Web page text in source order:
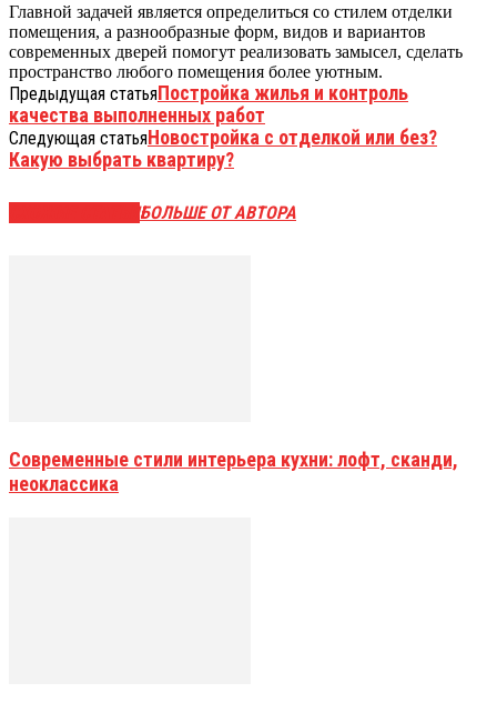
Главной задачей является определиться со стилем отделки
помещения, а разнообразные форм, видов и вариантов
современных дверей помогут реализовать замысел, сделать
пространство любого помещения более уютным.
Предыдущая статьяПостройка жилья и контроль
качества выполненных работ
Следующая статьяНовостройка с отделкой или без?
Какую выбрать квартиру?
БОЛЬШЕ ОТ АВТОРА
Современные стили интерьера кухни: лофт, сканди,
неоклассика